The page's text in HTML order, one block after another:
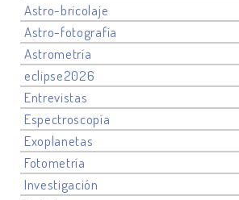
Astro-bricolaje
Astro-fotografía
Astrometría
eclipse2026
Entrevistas
Espectroscopía
Exoplanetas
Fotometría
Investigación